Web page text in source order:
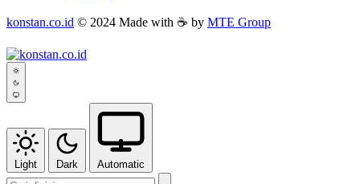
konstan.co.id © 2024 Made with ☕ by MTE Group
Light Dark Automatic